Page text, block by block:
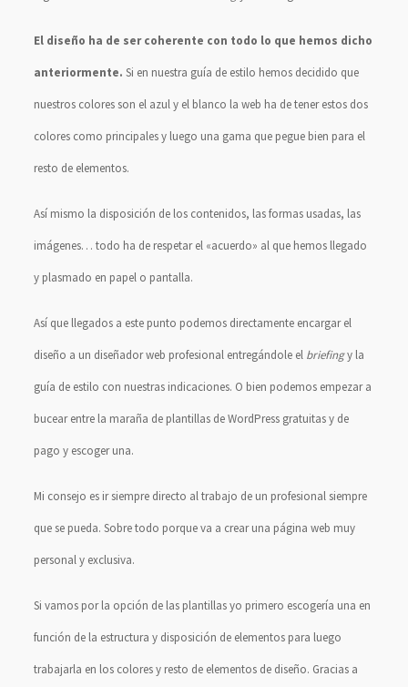
El diseño ha de ser coherente con todo lo que hemos dicho
anteriormente. Si en nuestra guía de estilo hemos decidido que
nuestros colores son el azul y el blanco la web ha de tener estos dos
colores como principales y luego una gama que pegue bien para el
resto de elementos.
Así mismo la disposición de los contenidos, las formas usadas, las
imágenes… todo ha de respetar el «acuerdo» al que hemos llegado
y plasmado en papel o pantalla.
Así que llegados a este punto podemos directamente encargar el
diseño a un diseñador web profesional entregándole el briefingy la
guía de estilo con nuestras indicaciones. O bien podemos empezar a
bucear entre la maraña de plantillas de WordPress gratuitas y de
pago y escoger una.
Mi consejo es ir siempre directo al trabajo de un profesional siempre
que se pueda. Sobre todo porque va a crear una página web muy
personal y exclusiva.
Si vamos por la opción de las plantillas yo primero escogería una en
función de la estructura y disposición de elementos para luego
trabajarla en los colores y resto de elementos de diseño. Gracias a